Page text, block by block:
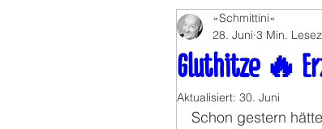
Gluthitze 🔥
»Schmittini«
28. Juni 3 Min.
Aktualisiert: 30. Juni
Schon gestern